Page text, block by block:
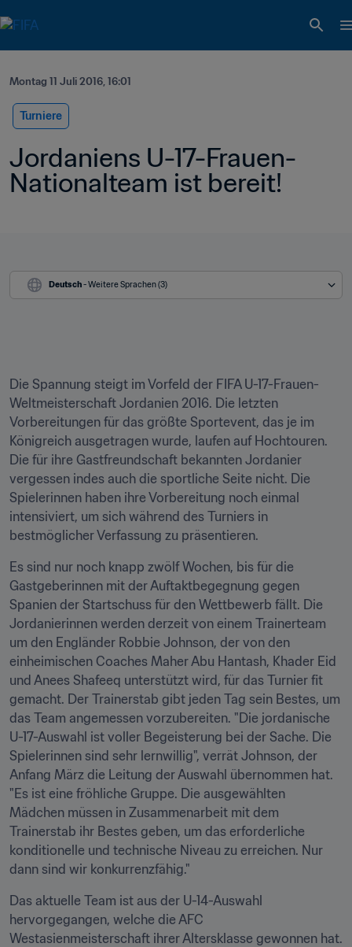
Montag 11 Juli 2016, 16:01
Turniere
Jordaniens U-17-Frauen-
Nationalteam ist bereit!
Deutsch - Weitere Sprachen (3)
Die Spannung steigt im Vorfeld der FIFA U-17-Frauen-
Weltmeisterschaft Jordanien 2016. Die letzten
Vorbereitungen für das größte Sportevent, das je im
Königreich ausgetragen wurde, laufen auf Hochtouren.
Die für ihre Gastfreundschaft bekannten Jordanier
vergessen indes auch die sportliche Seite nicht. Die
Spielerinnen haben ihre Vorbereitung noch einmal
intensiviert, um sich während des Turniers in
bestmöglicher Verfassung zu präsentieren.
Es sind nur noch knapp zwölf Wochen, bis für die
Gastgeberinnen mit der Auftaktbegegnung gegen
Spanien der Startschuss für den Wettbewerb fällt. Die
Jordanierinnen werden derzeit von einem Trainerteam
um den Engländer Robbie Johnson, der von den
einheimischen Coaches Maher Abu Hantash, Khader Eid
und Anees Shafeeq unterstützt wird, für das Turnier fit
gemacht. Der Trainerstab gibt jeden Tag sein Bestes, um
das Team angemessen vorzubereiten. "Die jordanische
U-17-Auswahl ist voller Begeisterung bei der Sache. Die
Spielerinnen sind sehr lernwillig", verrät Johnson, der
Anfang März die Leitung der Auswahl übernommen hat.
"Es ist eine fröhliche Gruppe. Die ausgewählten
Mädchen müssen in Zusammenarbeit mit dem
Trainerstab ihr Bestes geben, um das erforderliche
konditionelle und technische Niveau zu erreichen. Nur
dann sind wir konkurrenzfähig."
Das aktuelle Team ist aus der U-14-Auswahl
hervorgegangen, welche die AFC
Westasienmeisterschaft ihrer Altersklasse gewonnen hat.